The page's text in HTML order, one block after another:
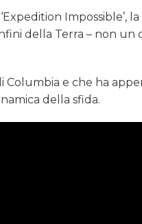
Impossible’,
della Terra – non un
Columbia e che ha
della sfida.